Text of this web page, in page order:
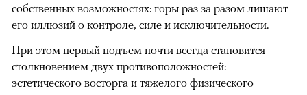
собственных возможностях: горы раз за разом лишают
его иллюзий о контроле, силе и исключительности.
При этом первый подъем почти всегда становится
столкновением двух противоположностей:
эстетического восторга и тяжелого физического